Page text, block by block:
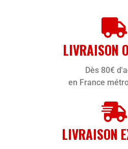
LIVRAISON
Dès 80€
en France
LIVRAISON